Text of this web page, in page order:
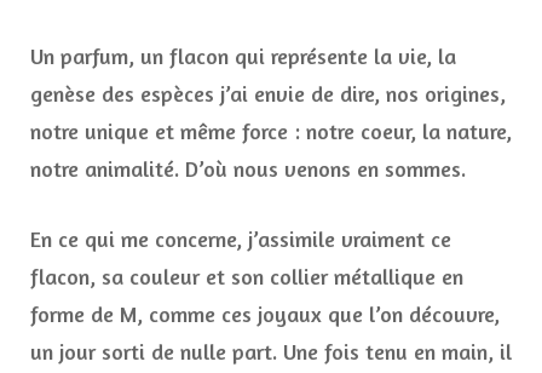
Un parfum, un flacon qui représente la vie, la
genèse des espèces j’ai envie de dire, nos origines,
notre unique et même force : notre coeur, la nature,
notre animalité. D’où nous venons en sommes.
En ce qui me concerne, j’assimile vraiment ce
flacon, sa couleur et son collier métallique en
forme de M, comme ces joyaux que l’on découvre,
un jour sorti de nulle part. Une fois tenu en main, il